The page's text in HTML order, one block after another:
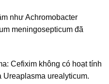
như Achromobacter
meningosepticum đã
Cefixim không có hoạt tính
urealyticum.